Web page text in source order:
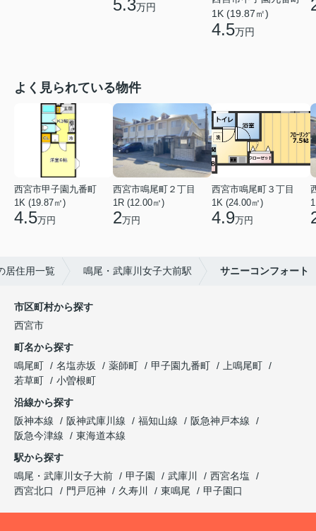
5.3万円
1K (19.87㎡)
4.5万円
よく見られている物件
西宮市甲子園九番町
1K (19.87㎡)
4.5万円
西宮市鳴尾町２丁目
1R (12.00㎡)
2万円
西宮市鳴尾町３丁目
1K (24.00㎡)
4.9万円
居住用一覧 鳴尾・武庫川女子大前駅 サニーコンフォート
市区町村から探す
西宮市
町名から探す
鳴尾町
名塩赤坂 薬師町 甲子園九番町
上鳴尾町
若草町
小曽根町
沿線から探す
阪神本線
阪神武庫川線 福知山線
阪急神戸本線
阪急今津線
東海道本線
駅から探す
鳴尾・武庫川女子大前
甲子園 武庫川
西宮名塩
西宮北口
門戸厄神 久寿川 東鳴尾 甲子園口